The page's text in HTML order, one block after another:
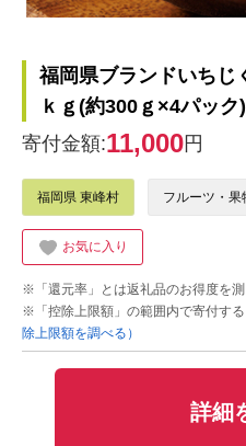
福岡県ブランドいちじ
ｋｇ(約300ｇ×4パック)
寄付金額:11,000円
福岡県 東峰村 フルーツ・果
お気に入り
※「還元率」とは返礼品のお得度を
※「控除上限額」の範囲内で寄付す
除上限額を調べる）
詳細